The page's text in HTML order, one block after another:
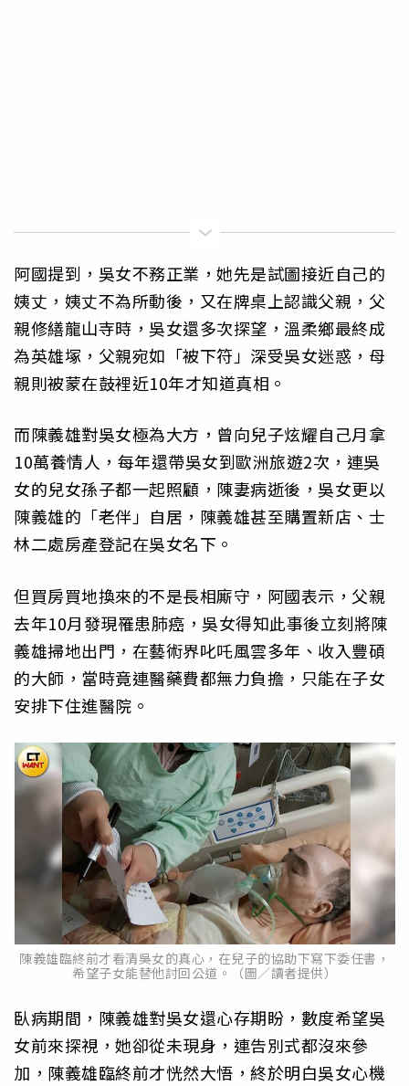
阿國提到，吳女不務正業，她先是試圖接近自己的
姨丈，姨丈不為所動後，又在牌桌上認識父親，父
親修繕龍山寺時，吳女還多次探望，溫柔鄉最終成
為英雄塚，父親宛如「被下符」深受吳女迷惑，母
親則被蒙在鼓裡近10年才知道真相。
而陳義雄對吳女極為大方，曾向兒子炫耀自己月拿
10萬養情人，每年還帶吳女到歐洲旅遊2次，連吳
女的兒女孫子都一起照顧，陳妻病逝後，吳女更以
陳義雄的「老伴」自居，陳義雄甚至購置新店、士
林二處房產登記在吳女名下。
但買房買地換來的不是長相廝守，阿國表示，父親
去年10月發現罹患肺癌，吳女得知此事後立刻將陳
義雄掃地出門，在藝術界叱吒風雲多年、收入豐碩
的大師，當時竟連醫藥費都無力負擔，只能在子女
安排下住進醫院。
陳義雄臨終前才看清吳女的真心，在兒子的協助下寫下委任書，
希望子女能替他討回公道。（圖／讀者提供）
臥病期間，陳義雄對吳女還心存期盼，數度希望吳
女前來探視，她卻從未現身，連告別式都沒來參
加，陳義雄臨終前才恍然大悟，終於明白吳女心機